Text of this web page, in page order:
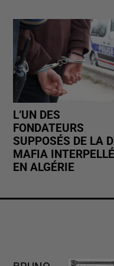
L’UN DES
FONDATEURS
SUPPOSÉS DE LA
MAFIA INTERPELLÉ
EN ALGÉRIE